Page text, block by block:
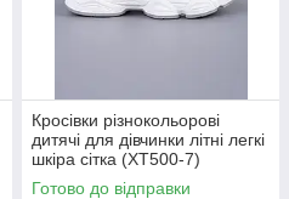
Кросівки різнокольорові
дитячі для дівчинки літні легкі
шкіра сітка (XT500-7)
Готово до відправки